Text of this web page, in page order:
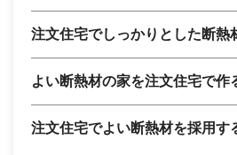
注文住宅でしっかりとした断熱
よい断熱材の家を注文住宅で作
注文住宅でよい断熱材を採用す